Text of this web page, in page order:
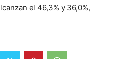
el 46,3% y 36,0%,